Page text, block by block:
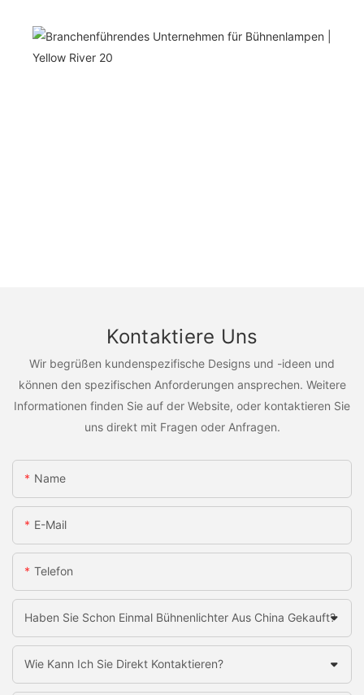
Kontaktiere Uns
Wir begrüßen kundenspezifische Designs und -ideen und
können den spezifischen Anforderungen ansprechen. Weitere
Informationen finden Sie auf der Website, oder kontaktieren Sie
uns direkt mit Fragen oder Anfragen.
Name
E-Mail
Telefon
Haben Sie Schon Einmal Bühnenlichter Aus China Gekauft?
Wie Kann Ich Sie Direkt Kontaktieren?